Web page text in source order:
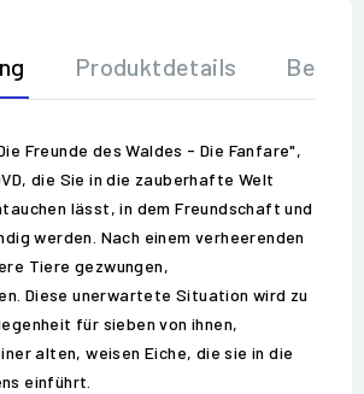
Produktdetails
Freunde des Waldes - Die Fanfare",
die Sie in die zauberhafte Welt
lässt, in dem Freundschaft und
werden. Nach einem verheerenden
Tiere gezwungen,
Diese unerwartete Situation wird zu
für sieben von ihnen,
alten, weisen Eiche, die sie in die
einführt.